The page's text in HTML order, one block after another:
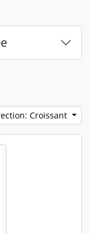
Croissant